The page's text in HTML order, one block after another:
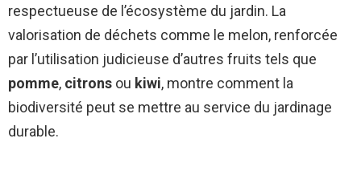
respectueuse de l’écosystème du jardin. La
valorisation de déchets comme le melon, renforcée
par l’utilisation judicieuse d’autres fruits tels que
pomme, citrons ou kiwi, montre comment la
biodiversité peut se mettre au service du jardinage
durable.